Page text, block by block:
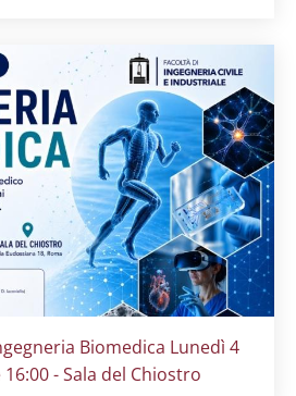
Biomedica Lunedì 4
- Sala del Chiostro